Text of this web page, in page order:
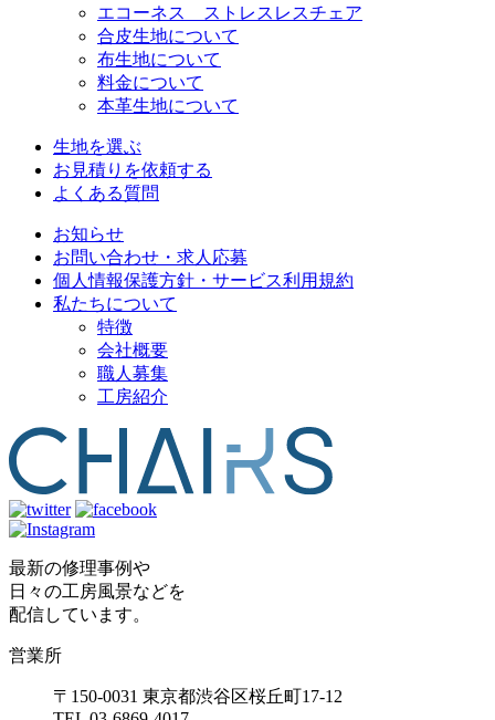
エコーネス ストレスレスチェア
合皮生地について
布生地について
料金について
本革生地について
生地を選ぶ
お見積りを依頼する
よくある質問
お知らせ
お問い合わせ・求人応募
個人情報保護方針・サービス利用規約
私たちについて
特徴
会社概要
職人募集
工房紹介
最新の修理事例や
日々の工房風景などを
配信しています。
営業所
〒150-0031 東京都渋谷区桜丘町17-12